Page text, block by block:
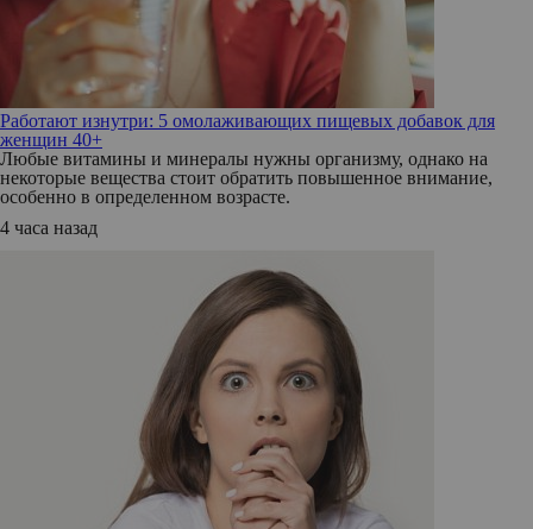
Работают изнутри: 5 омолаживающих пищевых добавок для
женщин 40+
Любые витамины и минералы нужны организму, однако на
некоторые вещества стоит обратить повышенное внимание,
особенно в определенном возрасте.
4 часа назад